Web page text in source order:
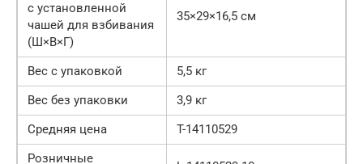
с установленной
чашей для взбивания
(Ш×В×Г)
35×29×16,5 см
Вес с упаковкой
5,5 кг
Вес без упаковки
3,9 кг
Средняя цена
T-14110529
Розничные